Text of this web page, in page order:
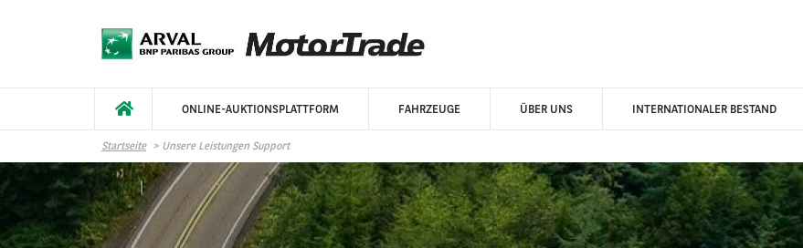
ONLINE-AUKTIONSPLATTFORM FAHRZEUGE ÜBER UNS INTERNATIONALER BESTAND
Startseite Unsere Leistungen Support